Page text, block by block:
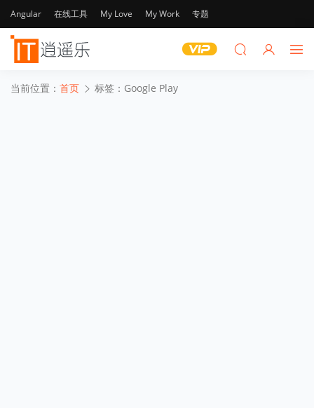
Angular 在线工具 My Love My Work 专题
当前位置： 首页 标签：Google Play